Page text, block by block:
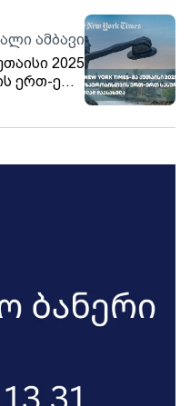
შიდა
ამბავი
2025
ერთ-ერთ